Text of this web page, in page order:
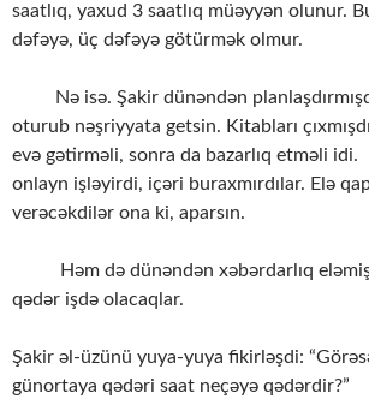
saatlıq, yaxud 3 saatlıq müəyyən olunur.
dəfəyə, üç dəfəyə götürmək olmur.
Nə isə. Şakir dünəndən
oturub nəşriyyata getsin. Kitabları
evə gətirməli, sonra da bazarlıq etməli idi.
onlayn işləyirdi, içəri buraxmırdılar. Elə
verəcəkdilər ona ki, aparsın.
Həm də dünəndən xəbərdarlıq
qədər işdə olacaqlar.
Şakir əl-üzünü yuya-yuya fikirləşdi:
günortaya qədəri saat neçəyə qədərdir?”